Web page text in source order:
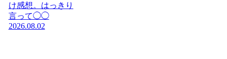
け感想。はっきり
言って◯◯
2026.08.02